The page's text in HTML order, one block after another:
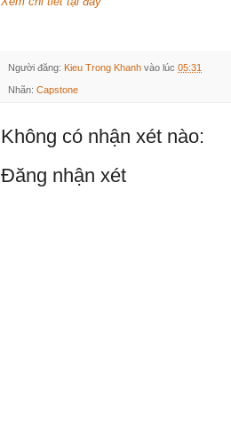
Người đăng: Kieu Trong Khanh vào lúc 05:31
Nhãn: Capstone
Không có nhận xét nào:
Đăng nhận xét